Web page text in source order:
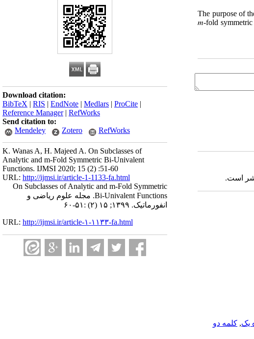
Download citation:
BibTeX | RIS | EndNote | Medlars | ProCite |
Reference Manager| RefWorks
Send citation to:
Mendeley
Zotero RefWorks
K. Wanas A, H. Majeed A. On Subclasses of
Analytic and m-Fold Symmetric Bi-Univalent
Functions. IJMSI 2020; 15 (2) :51-60
URL: http://ijmsi.ir/article-1-1133-fa.html
On Subclasses of Analytic and m-Fold Symmetric
Bi-Univalent Functions. مجله علوم ریاضی و
انفورماتیک. ۱۳۹۹; ۱۵ (۲) :۵۱-۶۰
URL: http://ijmsi.ir/article-۱-۱۱۳۳-fa.html
The purpose of
𝑚-fold symmetric
است.
یک, کلمه دو